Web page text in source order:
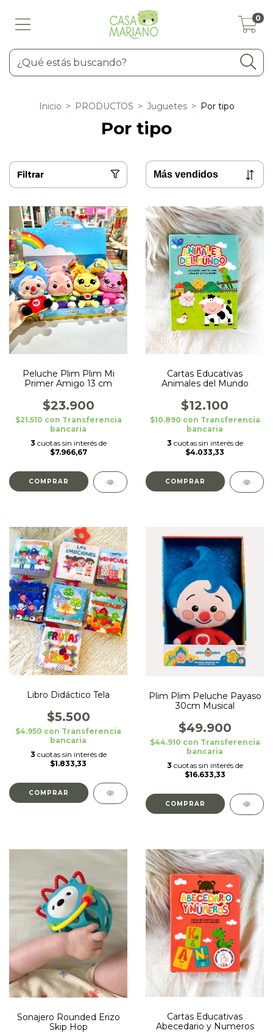
0
Inicio > PRODUCTOS > Juguetes > Por tipo
Por tipo
Filtrar
Peluche Plim Plim Mi
Primer Amigo 13 cm
$23.900
$21.510 con Transferencia
bancaria
3 cuotas sin interés de
$7.966,67
COMPRAR
Cartas Educativas
Animales del Mundo
$12.100
$10.890 con Transferencia
bancaria
3 cuotas sin interés de
$4.033,33
Libro Didáctico Tela
$5.500
$4.950 con Transferencia
bancaria
3 cuotas sin interés de
$1.833,33
COMPRAR
Plim Plim Peluche Payaso
30cm Musical
$49.900
$44.910 con Transferencia
bancaria
3 cuotas sin interés de
$16.633,33
Sonajero Rounded Erizo
Skip Hop
Cartas Educativas
Abecedario y Numeros